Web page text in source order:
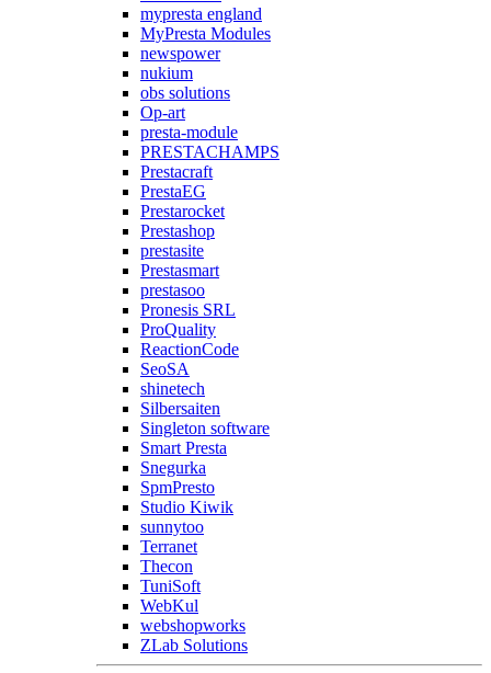
mypresta england
MyPresta Modules
newspower
nukium
obs solutions
Op-art
presta-module
PRESTACHAMPS
Prestacraft
PrestaEG
Prestarocket
Prestashop
prestasite
Prestasmart
prestasoo
Pronesis SRL
ProQuality
ReactionCode
SeoSA
shinetech
Silbersaiten
Singleton software
Smart Presta
Snegurka
SpmPresto
Studio Kiwik
sunnytoo
Terranet
Thecon
TuniSoft
WebKul
webshopworks
ZLab Solutions